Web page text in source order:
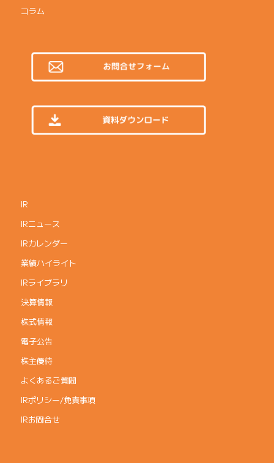
コラム
IR
IRニュース
IRカレンダー
業績ハイライト
IRライブラリ
決算情報
株式情報
電子公告
株主優待
よくあるご質問
IRポリシー/免責事項
IRお問合せ